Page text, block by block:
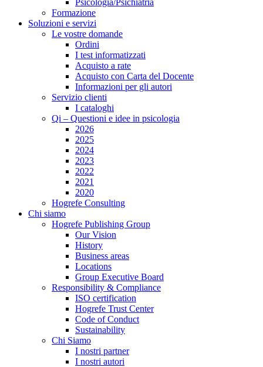
Psicologia/Psichiatria
Formazione
Soluzioni e servizi
Le vostre domande
Ordini
I test informatizzati
Acquisto a rate
Acquisto con Carta del Docente
Informazioni per gli autori
Servizio clienti
I cataloghi
Qi – Questioni e idee in psicologia
2026
2025
2024
2023
2022
2021
2020
Hogrefe Consulting
Chi siamo
Hogrefe Publishing Group
Our Vision
History
Business areas
Locations
Group Executive Board
Responsibility & Compliance
ISO certification
Hogrefe Trust Center
Code of Conduct
Sustainability
Chi Siamo
I nostri partner
I nostri autori